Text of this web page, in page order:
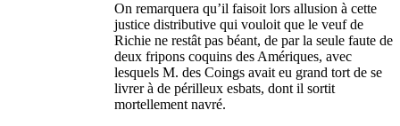
On remarquera qu’il faisoit lors allusion à cette
justice distributive qui vouloit que le veuf de
Richie ne restât pas béant, de par la seule faute de
deux fripons coquins des Amériques, avec
lesquels M. des Coings avait eu grand tort de se
livrer à de périlleux esbats, dont il sortit
mortellement navré.